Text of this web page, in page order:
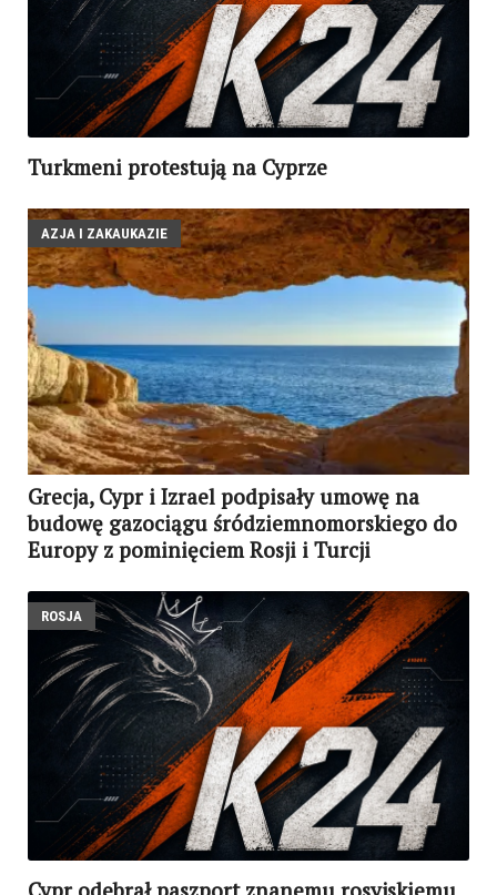
Turkmeni protestują na Cyprze
AZJA I ZAKAUKAZIE
Grecja, Cypr i Izrael podpisały umowę na
budowę gazociągu śródziemnomorskiego do
Europy z pominięciem Rosji i Turcji
ROSJA